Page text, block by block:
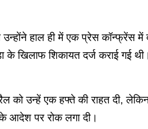
हाल ही में एक प्रेस कॉन्फ्रेंस में
के खिलाफ शिकायत दर्ज कराई
को उन्हें एक हफ्ते की राहत दी,
आदेश पर रोक लगा दी।